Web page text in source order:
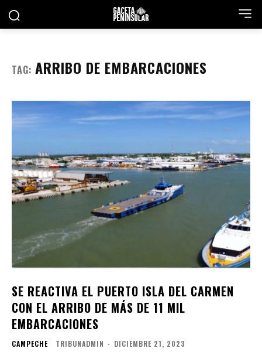
TAG: ARRIBO DE EMBARCACIONES
SE REACTIVA EL PUERTO ISLA DEL CARMEN
CON EL ARRIBO DE MÁS DE 11 MIL
EMBARCACIONES
CAMPECHE TRIBUNADMIN - DICIEMBRE 21, 2023